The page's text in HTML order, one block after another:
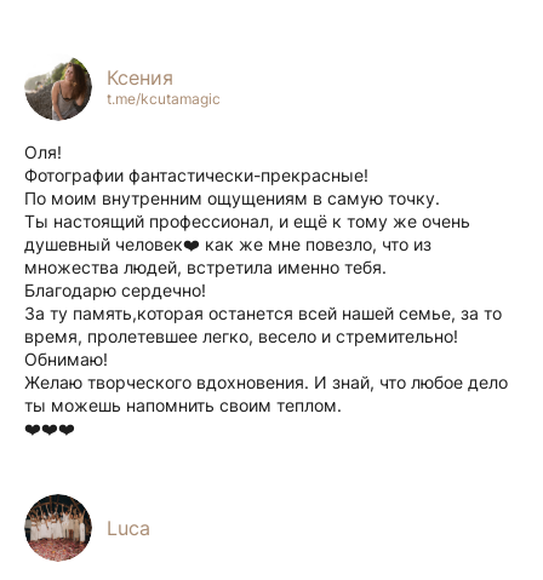
Ксения
t.me/kcutamagic
Оля!
Фотографии фантастически-прекрасные!
По моим внутренним ощущениям в самую точку.
Ты настоящий профессионал, и ещё к тому же очень
душевный человек❤️ как же мне повезло, что из
множества людей, встретила именно тебя.
Благодарю сердечно!
За ту память,которая останется всей нашей семье, за то
время, пролетевшее легко, весело и стремительно!
Обнимаю!
Желаю творческого вдохновения. И знай, что любое дело
ты можешь напомнить своим теплом.
❤️❤️❤️
Luca